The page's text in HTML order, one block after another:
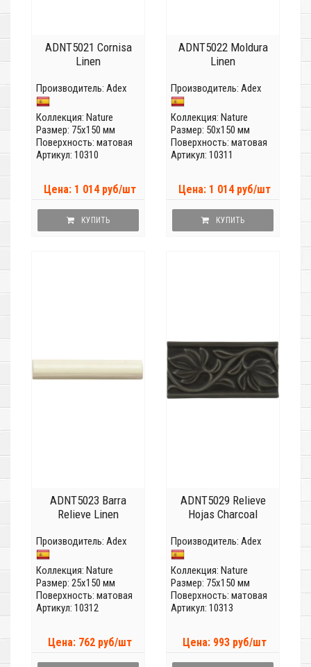
ADNT5021 Cornisa
Linen
Производитель: Adex
Коллекция: Nature
Размер: 75x150 мм
Поверхность: матовая
Артикул: 10310
Цена: 1 014 руб/шт
КУПИТЬ
ADNT5022 Moldura
Linen
Производитель: Adex
Коллекция: Nature
Размер: 50x150 мм
Поверхность: матовая
Артикул: 10311
Цена: 1 014 руб/шт
КУПИТЬ
ADNT5023 Barra
Relieve Linen
Производитель: Adex
Коллекция: Nature
Размер: 25x150 мм
Поверхность: матовая
Артикул: 10312
Цена: 762 руб/шт
ADNT5029 Relieve
Hojas Charcoal
Производитель: Adex
Коллекция: Nature
Размер: 75x150 мм
Поверхность: матовая
Артикул: 10313
Цена: 993 руб/шт